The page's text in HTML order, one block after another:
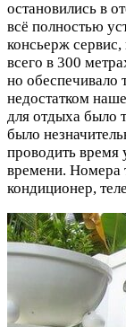
остановились в
всё полностью
консьерж сервис,
всего в 300
но
недостатком
для отдыха было
было
проводить время
времени. Номера
кондиционер,